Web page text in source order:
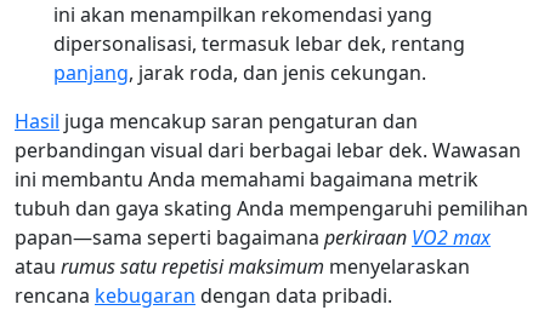
ini akan menampilkan rekomendasi yang
dipersonalisasi, termasuk lebar dek, rentang
panjang, jarak roda, dan jenis cekungan.
Hasil juga mencakup saran pengaturan dan
perbandingan visual dari berbagai lebar dek. Wawasan
ini membantu Anda memahami bagaimana metrik
tubuh dan gaya skating Anda mempengaruhi pemilihan
papan—sama seperti bagaimana perkiraan VO2 max
atau rumus satu repetisi maksimum menyelaraskan
rencana kebugaran dengan data pribadi.